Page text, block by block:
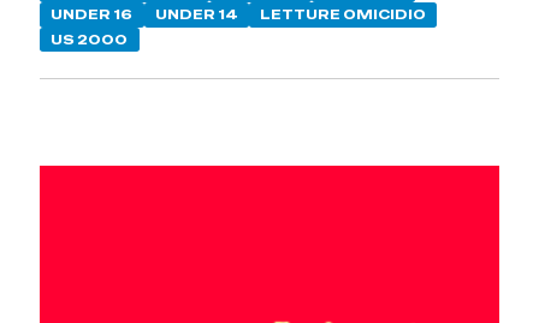
UNDER 16
UNDER 14
LETTURE OMICIDIO
US 2000